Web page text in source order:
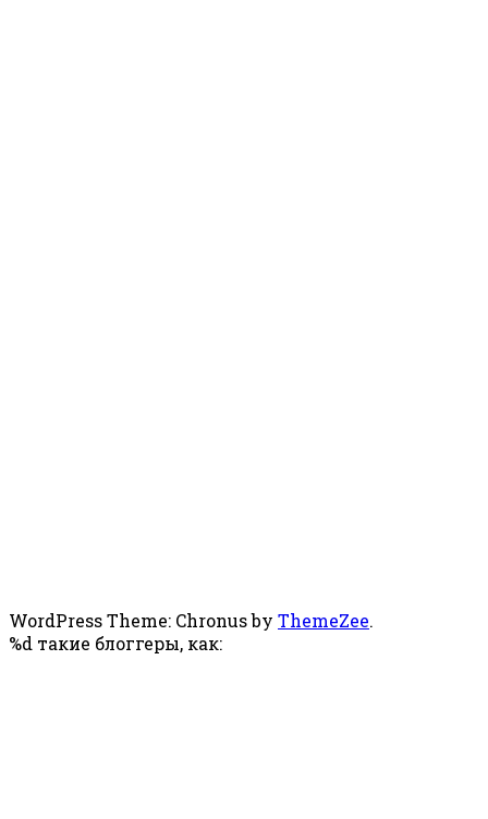
WordPress Theme: Chronus by ThemeZee.
%d такие блоггеры, как: